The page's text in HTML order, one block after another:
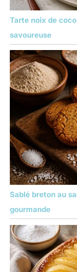
Tarte noix de
savoureuse
Sablé breton au
gourmande